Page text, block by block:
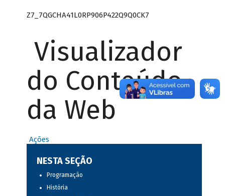
Z7_7QGCHA41L0RP906P422Q9Q0CK7
Visualizador
do Conteúdo
da Web
Ações
NESTA SEÇÃO
Programação
História